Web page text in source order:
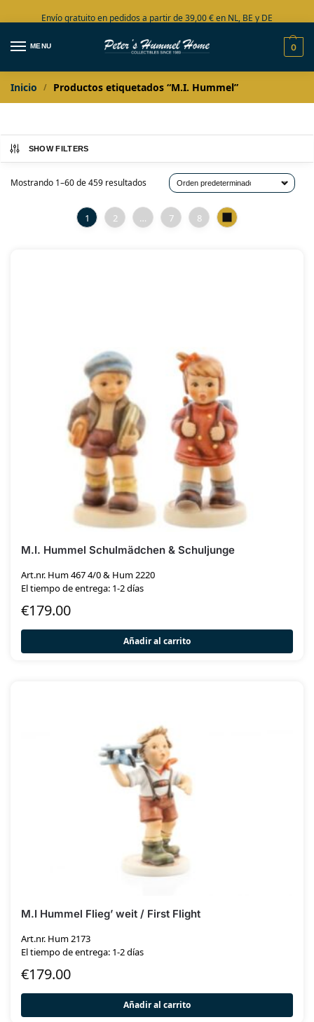
Envío gratuito en pedidos a partir de 39,00 € en NL, BE y DE
Amplia colección en stock
MENU 0
Inicio / Productos etiquetados “M.I. Hummel”
SHOW FILTERS
Mostrando 1–60 de 459 resultados
1 2 … 7 8
M.I. Hummel Schulmädchen & Schuljunge
Art.nr. Hum 467 4/0 & Hum 2220
El tiempo de entrega: 1-2 días
€179.00
Añadir al carrito
M.I Hummel Flieg’ weit / First Flight
Art.nr. Hum 2173
El tiempo de entrega: 1-2 días
€179.00
Añadir al carrito